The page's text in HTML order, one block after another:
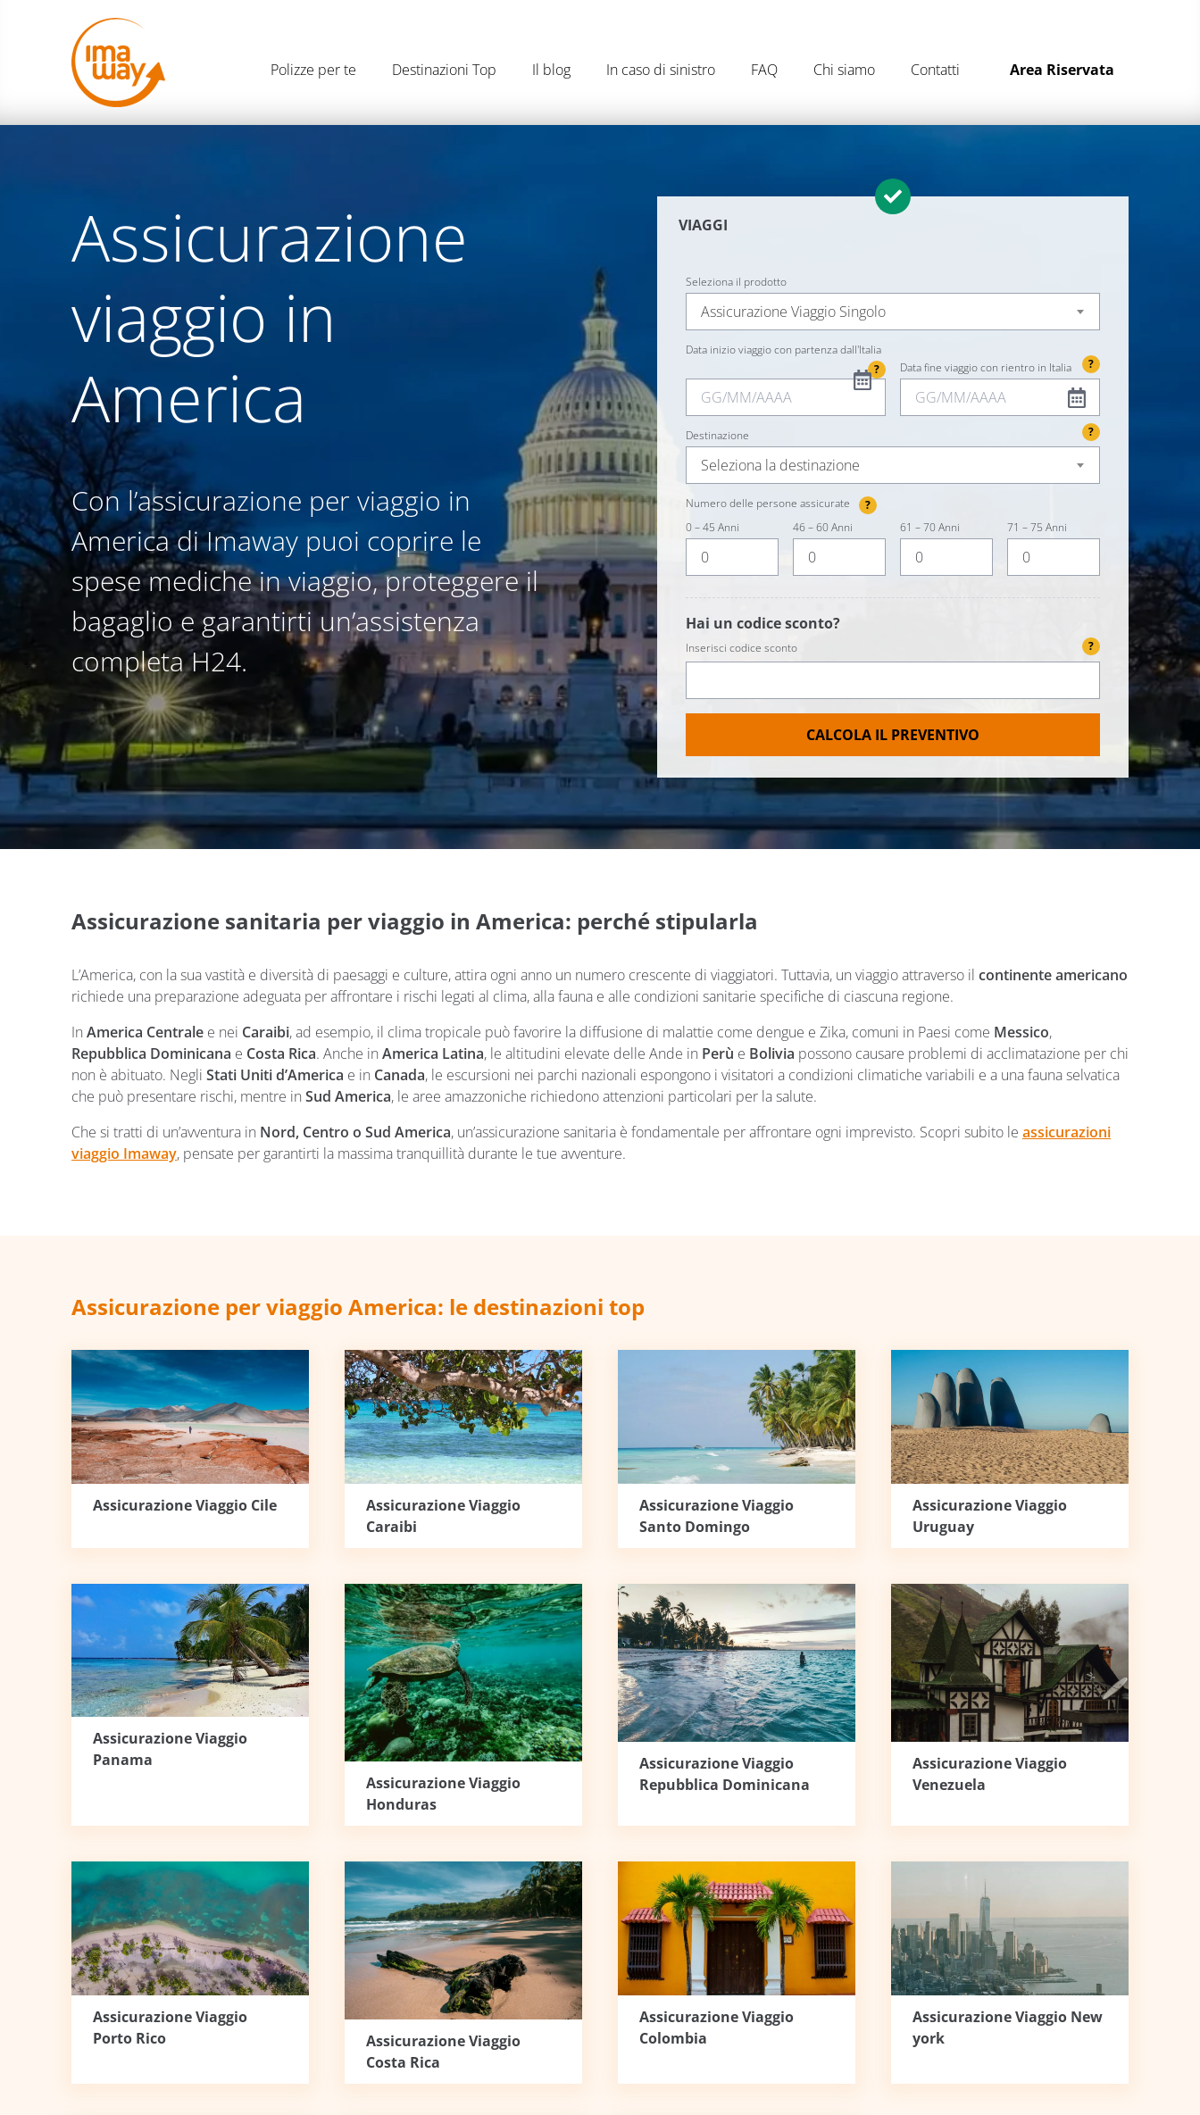
Polizze per te Destinazioni Top Il blog In caso di sinistro FAQ Chi siamo Contatti Area Riservata
Assicurazione
viaggio in
America
Con l’assicurazione per viaggio in
America di Imaway puoi coprire le
spese mediche in viaggio, proteggere il
bagaglio e garantirti un’assistenza
completa H24.
VIAGGI
Seleziona il prodotto
Assicurazione Viaggio Singolo
Data inizio viaggio con partenza dall'Italia
?
Data fine viaggio con rientro in Italia ?
?
Destinazione
Seleziona la destinazione
Numero delle persone assicurate
?
0 – 45 Anni
46 – 60 Anni 61 – 70 Anni 71 – 75 Anni
Hai un codice sconto?
Inserisci codice sconto ?
CALCOLA IL PREVENTIVO
Assicurazione sanitaria per viaggio in America: perché stipularla
L’America, con la sua vastità e diversità di paesaggi e culture, attira ogni anno un numero crescente di viaggiatori. Tuttavia, un viaggio attraverso il continente americano
richiede una preparazione adeguata per affrontare i rischi legati al clima, alla fauna e alle condizioni sanitarie specifiche di ciascuna regione.
In America Centrale e nei Caraibi, ad esempio, il clima tropicale può favorire la diffusione di malattie come dengue e Zika, comuni in Paesi come Messico,
Repubblica Dominicana e Costa Rica. Anche in America Latina, le altitudini elevate delle Ande in Perù e Bolivia possono causare problemi di acclimatazione per chi
non è abituato. Negli Stati Uniti d’America e in Canada, le escursioni nei parchi nazionali espongono i visitatori a condizioni climatiche variabili e a una fauna selvatica
che può presentare rischi, mentre in Sud America, le aree amazzoniche richiedono attenzioni particolari per la salute.
Che si tratti di un’avventura in Nord, Centro o Sud America, un’assicurazione sanitaria è fondamentale per affrontare ogni imprevisto. Scopri subito le assicurazioni
viaggio Imaway, pensate per garantirti la massima tranquillità durante le tue avventure.
Assicurazione per viaggio America: le destinazioni top
Assicurazione Viaggio Cile
Assicurazione Viaggio
Caraibi
Assicurazione Viaggio
Santo Domingo
Assicurazione Viaggio
Uruguay
Assicurazione Viaggio
Panama
Assicurazione Viaggio
Honduras
Assicurazione Viaggio
Repubblica Dominicana
Assicurazione Viaggio
Venezuela
Assicurazione Viaggio
Porto Rico
Assicurazione Viaggio
Costa Rica
Assicurazione Viaggio
Colombia
Assicurazione Viaggio New
york